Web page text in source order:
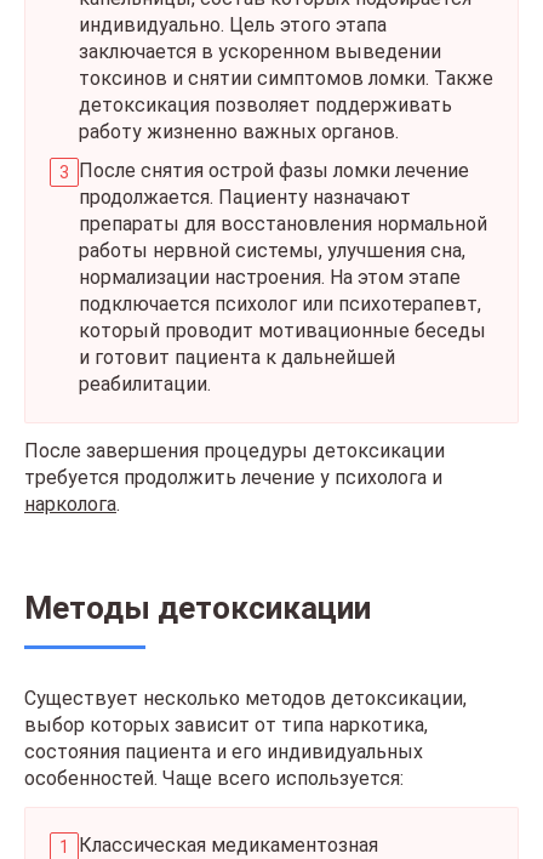
индивидуально. Цель этого этапа
заключается в ускоренном выведении
токсинов и снятии симптомов ломки. Также
детоксикация позволяет поддерживать
работу жизненно важных органов.
После снятия острой фазы ломки лечение
продолжается. Пациенту назначают
препараты для восстановления нормальной
работы нервной системы, улучшения сна,
нормализации настроения. На этом этапе
подключается психолог или психотерапевт,
который проводит мотивационные беседы
и готовит пациента к дальнейшей
реабилитации.
После завершения процедуры детоксикации
требуется продолжить лечение у психолога и
нарколога.
Методы детоксикации
Существует несколько методов детоксикации,
выбор которых зависит от типа наркотика,
состояния пациента и его индивидуальных
особенностей. Чаще всего используется:
Классическая медикаментозная